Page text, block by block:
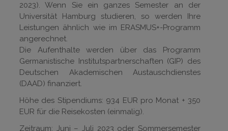
2023). Wenn Sie ein ganzes Semester an der
Universität Hamburg studieren, so werden Ihre
Leistungen ähnlich wie im ERASMUS+-Programm
angerechnet.
Die Aufenthalte werden über das Programm
Germanistische Institutspartnerschaften (GIP) des
Deutschen Akademischen Austauschdienstes
(DAAD) finanziert.
Höhe des Stipendiums: 934 EUR pro Monat + 350
EUR für die Reisekosten (einmalig).
Zeitraum: Juni – Juli 2023 oder Sommersemester